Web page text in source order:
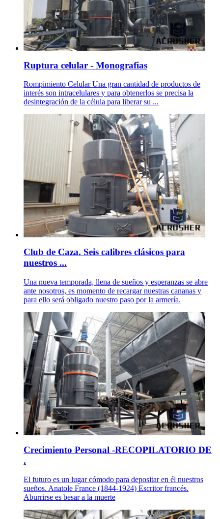
Ruptura celular - Monografias
Rompimiento Celular Una gran cantidad de productos de
interés son intracelulares y para obtenerlos se precisa la
desintegración de la célula para liberar su ...
Club de Caza. Seis calibres clásicos para
nuestros ...
Una nueva temporada, llena de sueños y esperanzas se abre
ante nosotros, es momento de recargar nuestras cananas y
para ello será obligado nuestro paso por la armería.
Crecimiento Personal -RECOPILATORIO DE
.
El futuro es un lugar cómodo para depositar en él nuestros
sueños. Anatole France (1844-1924) Escritor francés.
Aburrirse es besar a la muerte